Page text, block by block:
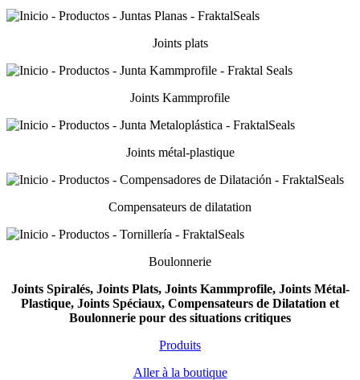
Joints plats
Joints Kammprofile
Joints métal-plastique
Compensateurs de dilatation
Boulonnerie
Joints Spiralés, Joints Plats, Joints Kammprofile, Joints Métal-
Plastique, Joints Spéciaux, Compensateurs de Dilatation et
Boulonnerie pour des situations critiques
Produits
Aller à la boutique